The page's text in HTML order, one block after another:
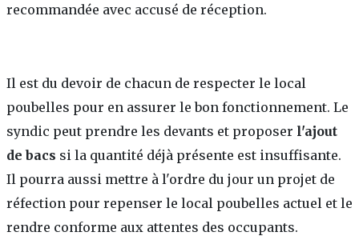
recommandée avec accusé de réception.
Il est du devoir de chacun de respecter le local
poubelles pour en assurer le bon fonctionnement. Le
syndic peut prendre les devants et proposer l'ajout
de bacs si la quantité déjà présente est insuffisante.
Il pourra aussi mettre à l'ordre du jour un projet de
réfection pour repenser le local poubelles actuel et le
rendre conforme aux attentes des occupants.